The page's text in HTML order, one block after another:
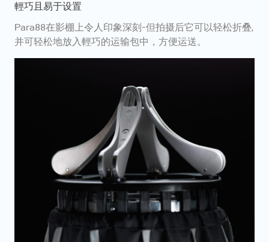
輕巧且易于设置
Para88在影棚上令人印象深刻-但拍摄后它可以轻松折叠,
并可轻松地放入輕巧的运输包中，方便运送。